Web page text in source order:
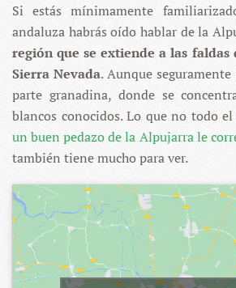
Si estás mínimamente
andaluza habrás oído hablar de la
región que se extiende a las faldas
Sierra Nevada. Aunque
parte granadina, donde se
blancos conocidos. Lo que no todo
un buen pedazo de la Alpujarra le
también tiene mucho para ver.